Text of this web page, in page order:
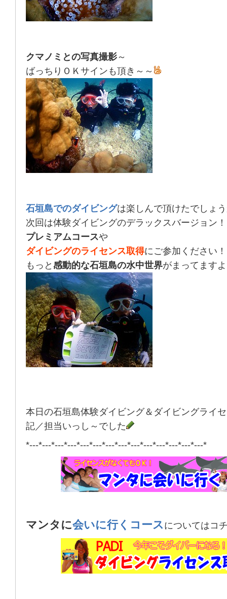
クマノミとの写真撮影～
ばっちりＯＫサインも頂き～～
石垣島でのダイビングは楽しんで頂けたでしょ
次回は体験ダイビングのデラックスバージョン！
プレミアムコースや
ダイビングのライセンス取得にご参加ください
もっと 感動的な石垣島の水中世界がまってます
本日の石垣島体験ダイビング＆ダイビングライ
記／担当いっし～でした
*---*---*---*---*---*---*---*---*---*---*---*---*---*---*
マンタに会いに行くコース についてはコ